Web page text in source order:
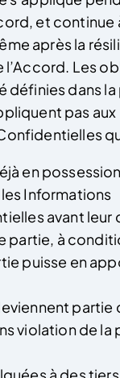
et continue
après la
l’Accord. Les
définies dans la
pas aux
en
Informations
avant leur
partie, à
puisse en
partie
violation de la